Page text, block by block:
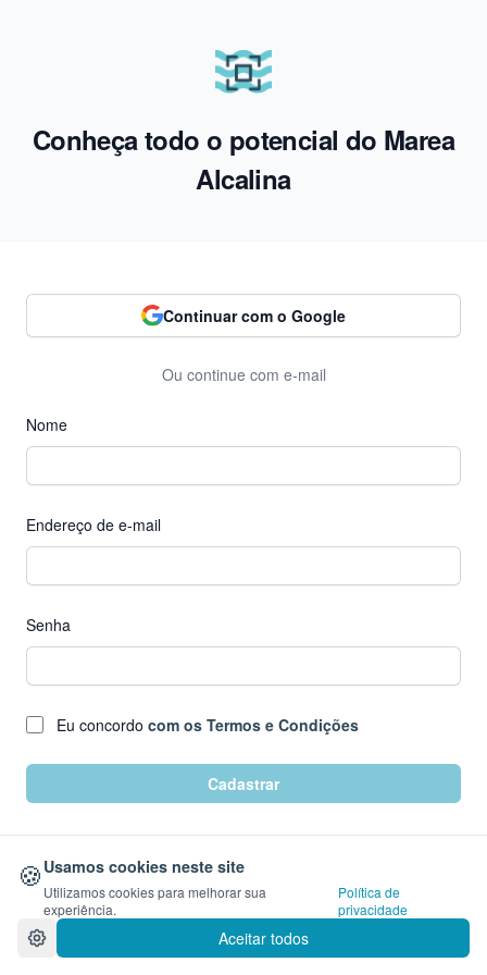
Conheça todo o potencial do Marea
Alcalina
Continuar com o Google
Ou continue com e-mail
Nome
Endereço de e-mail
Senha
Eu concordo com os Termos e Condições
Cadastrar
🍪 Usamos cookies neste site
Utilizamos cookies para melhorar sua
experiência.
Política de
privacidade
Aceitar todos